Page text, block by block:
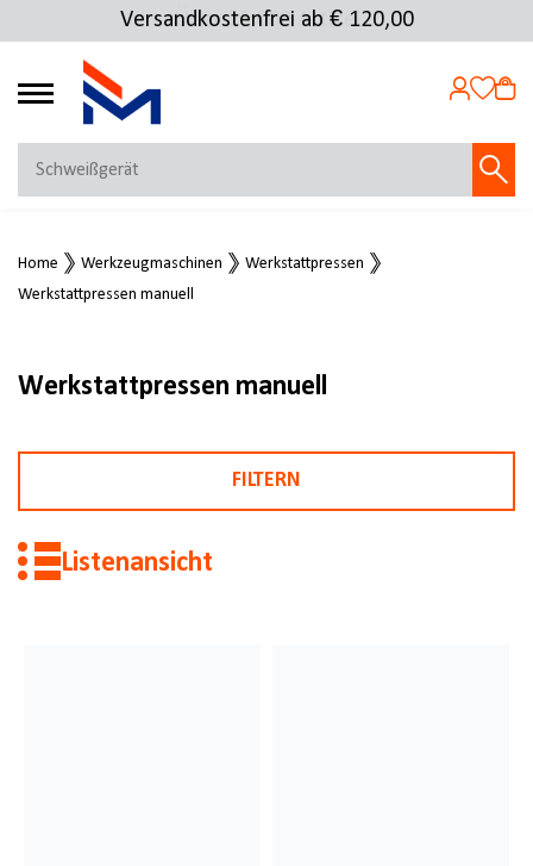
Versandkostenfrei ab € 120,00
4.69
MEIN KONTO
Jetzt anmelden
Home Werkzeugmaschinen
Werkstattpressen
Werkstattpressen manuell
Werkstattpressen manuell
FILTERN
Listenansicht